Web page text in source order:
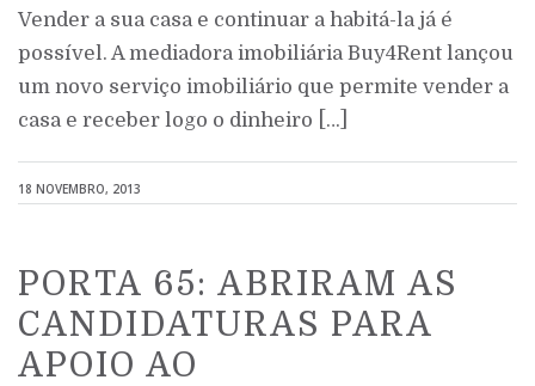
Vender a sua casa e continuar a habitá-la já é
possível. A mediadora imobiliária Buy4Rent lançou
um novo serviço imobiliário que permite vender a
casa e receber logo o dinheiro […]
18 NOVEMBRO, 2013
PORTA 65: ABRIRAM AS
CANDIDATURAS PARA
APOIO AO